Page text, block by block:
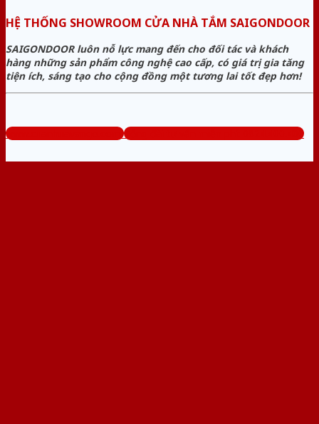
HỆ THỐNG SHOWROOM CỬA NHÀ TẮM SAIGONDOOR
SAIGONDOOR luôn nỗ lực mang đến cho đối tác và khách
hàng những sản phẩm công nghệ cao cấp, có giá trị gia tăng
tiện ích, sáng tạo cho cộng đồng một tương lai tốt đẹp hơn!
www.cuanhuavango.com Tổng đài tư vấn miễn phí: 0824.400.400